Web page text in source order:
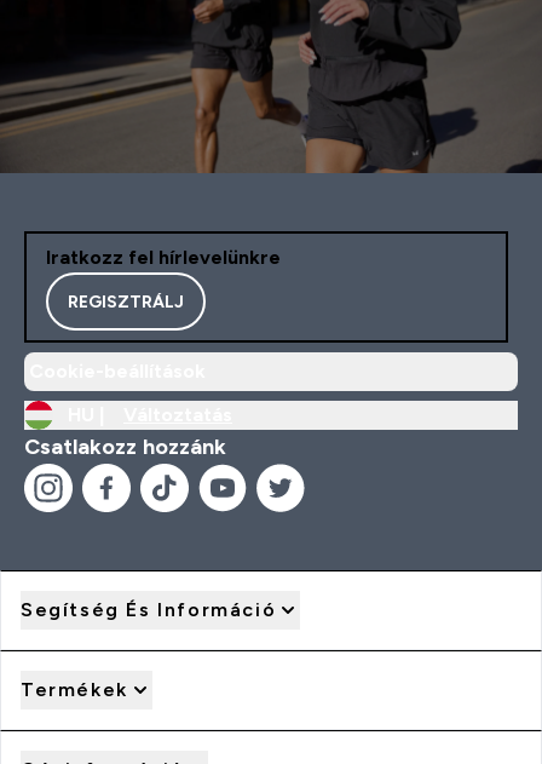
Iratkozz fel hírlevelünkre
REGISZTRÁLJ
Csatlakozz hozzánk
Segítség És Információ
Termékek